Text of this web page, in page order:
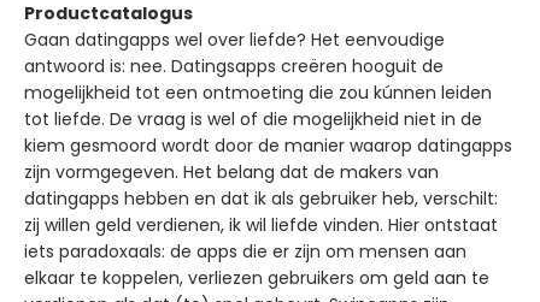
Productcatalogus
Gaan datingapps wel over liefde? Het eenvoudige
antwoord is: nee. Datingsapps creëren hooguit de
mogelijkheid tot een ontmoeting die zou kúnnen leiden
tot liefde. De vraag is wel of die mogelijkheid niet in de
kiem gesmoord wordt door de manier waarop datingapps
zijn vormgegeven. Het belang dat de makers van
datingapps hebben en dat ik als gebruiker heb, verschilt:
zij willen geld verdienen, ik wil liefde vinden. Hier ontstaat
iets paradoxaals: de apps die er zijn om mensen aan
elkaar te koppelen, verliezen gebruikers om geld aan te